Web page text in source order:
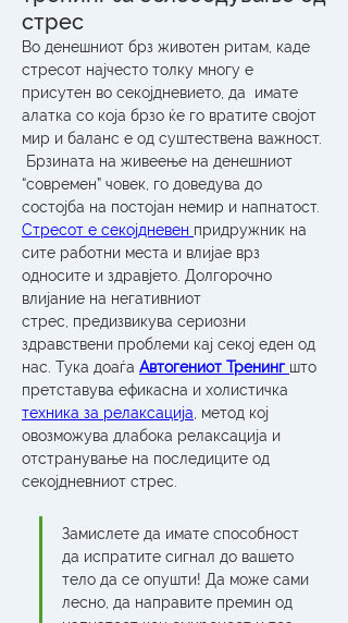
стрес
Во денешниот брз животен ритам, каде
стресот најчесто толку многу е
присутен во секојдневието, да  имате
алатка со која брзо ќе го вратите својот
мир и баланс е од суштествена важност.
Брзината на живеење на денешниот
“современ” човек, го доведува до
Стресот е секојдневен придружник на
сите работни места и влијае врз
односите и здравјето. Долгорочно
влијание на негативниот
стрес, предизвикува сериозни
здравствени проблеми кај секој еден од
нас. Тука доаѓа Автогениот Тренинг што
техника за релаксација, метод кој
овозможува длабока релаксација и
отстранување на последиците од
секојдневниот стрес.
Замислете да имате способност
да испратите сигнал до вашето
тело да се опушти! Да може сами
лесно, да направите премин од